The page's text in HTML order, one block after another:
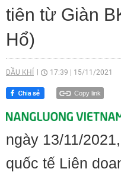
tiên từ Giàn
Hổ)
DẦU KHÍ 17:39 15/11/2021
Copy link
ngày 13/11/
quốc tế Liên